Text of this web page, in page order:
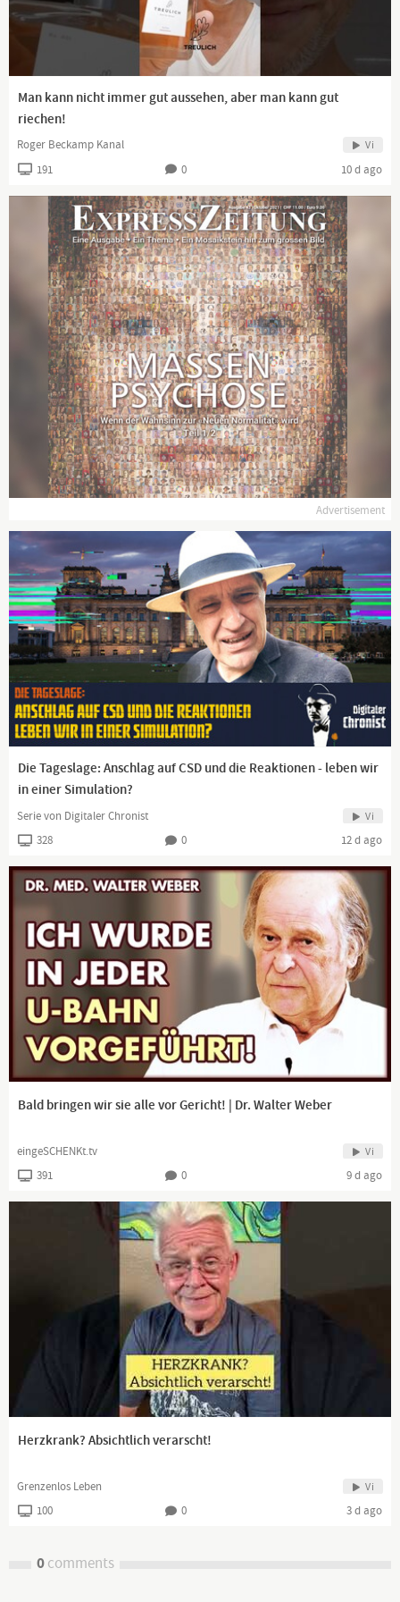
Man kann nicht immer gut aussehen, aber man kann gut
riechen!
Roger Beckamp Kanal Vi
191 0 10 d ago
Advertisement
Die Tageslage: Anschlag auf CSD und die Reaktionen - leben wir
in einer Simulation?
Serie von Digitaler Chronist Vi
328 0 12 d ago
Bald bringen wir sie alle vor Gericht! | Dr. Walter Weber
eingeSCHENKt.tv Vi
391 0 9 d ago
Herzkrank? Absichtlich verarscht!
Grenzenlos Leben Vi
100 0 3 d ago
0comments